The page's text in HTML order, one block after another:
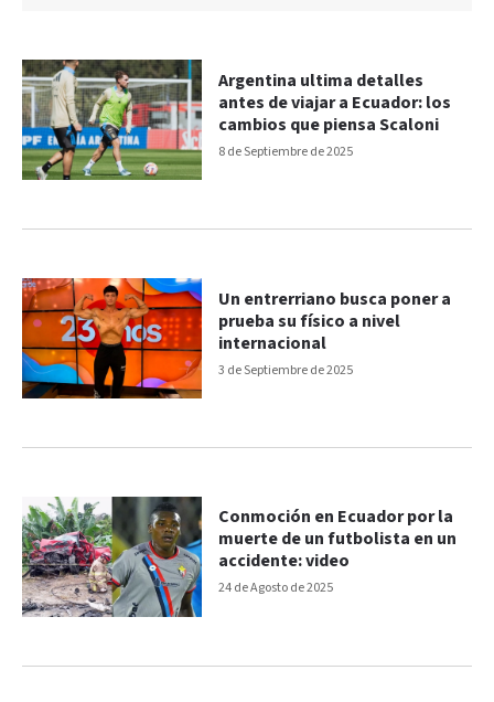
8 de Septiembre de 2025
Argentina ultima detalles
antes de viajar a Ecuador: los
cambios que piensa Scaloni
3 de Septiembre de 2025
Un entrerriano busca poner a
prueba su físico a nivel
internacional
24 de Agosto de 2025
Conmoción en Ecuador por la
muerte de un futbolista en un
accidente: video